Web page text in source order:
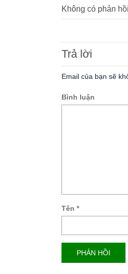
Không có phản hồi
Trả lời
Email của bạn sẽ
Bình luận
Tên *